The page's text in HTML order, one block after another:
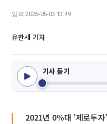
입력 2026-05-03 13:49
유한새 기자
기사 듣기
2021년 0%대 '제로투